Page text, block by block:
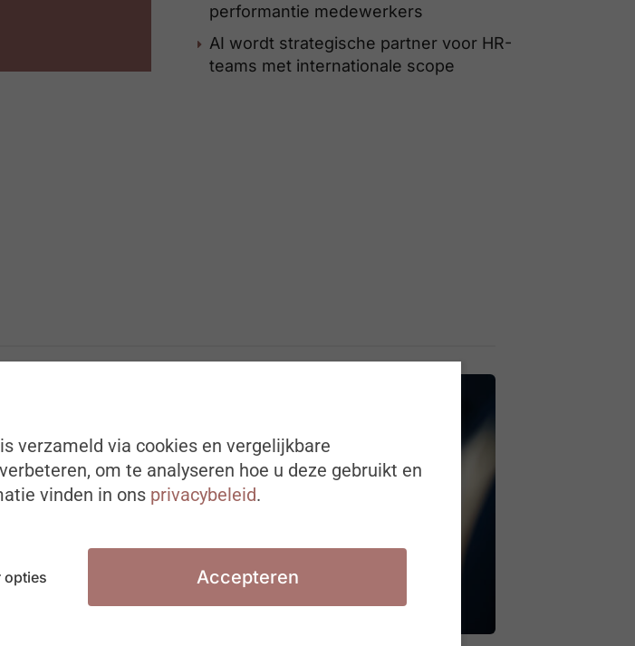
performantie medewerkers
AI wordt strategische partner voor HR-
teams met internationale scope
verzameld via cookies en vergelijkbare
om te analyseren hoe u deze gebruikt en
vinden in ons privacybeleid.
opties Accepteren